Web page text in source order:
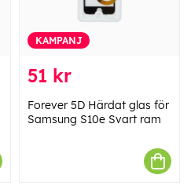
KAMPANJ
51 kr
Forever 5D Härdat glas för
Samsung S10e Svart ram